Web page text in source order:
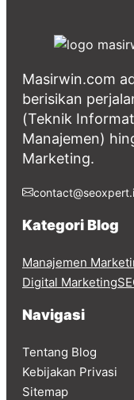
Masirwin.com
berisikan
(Teknik
Manajemen)
Marketing.
Kategori Blog
Manajemen
Digital Marketing
Navigasi
Tentang Blog
Kebijakan Privasi
Sitemap